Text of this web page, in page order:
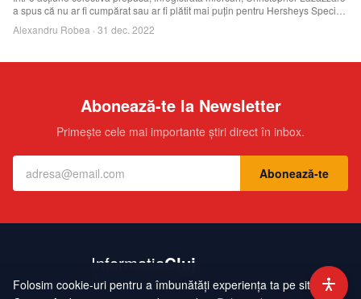
a spus că nu ar fi cumpărat sau ar fi plătit mai puţin pentru Hersheys Special
Alexandru Robea · 31 dec. 2022
Abonează-te la Newsletter
Primește cele mai importante știri direct în inbox.
Abonează-te
ContactEchipa Publicitate Politică de ConfidențialitateHartă Site
Folosim cookie-uri pentru a îmbunătăți experiența ta pe site.